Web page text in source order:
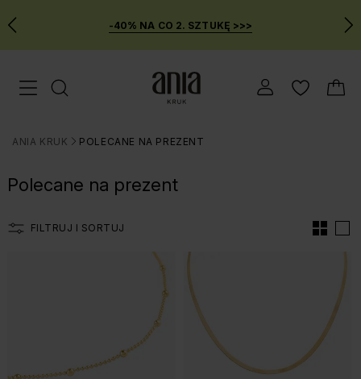
Przejdź
do
FILTRÓW
MENU
-40% NA CO 2. SZTUKĘ >>>
Menu mobilne
ANIA KRUK
>
POLECANE NA PREZENT
Polecane na prezent
FILTRUJ I SORTUJ